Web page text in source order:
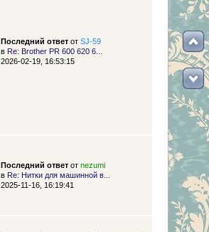
Последний ответот SJ-59
в Re: Brother PR 600 620 6...
2026-02-19, 16:53:15
Последний ответот nezumi
в Re: Нитки для машинной в...
2025-11-16, 16:19:41